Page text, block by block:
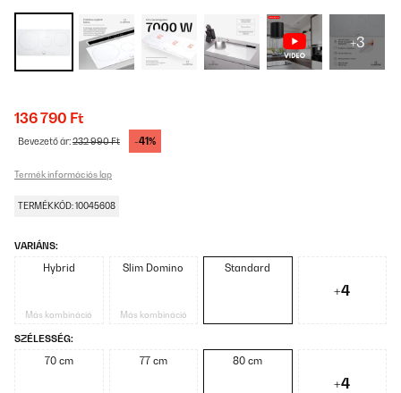
+3
136 790 Ft
Bevezető ár:232 990 Ft -41%
Termék információs lap
TERMÉKKÓD: 10045608
VARIÁNS:
Hybrid
Más kombináció
Slim Domino
Más kombináció
Standard
+4
SZÉLESSÉG:
70 cm 77 cm 80 cm
+4